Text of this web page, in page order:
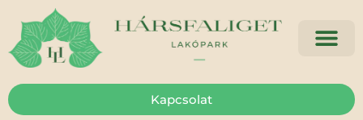
Kapcsolat